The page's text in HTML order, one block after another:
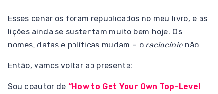
Esses cenários foram republicados no meu livro, e as
lições ainda se sustentam muito bem hoje. Os
nomes, datas e políticas mudam – o raciocínionão.
Então, vamos voltar ao presente:
Sou coautor de “How to Get Your Own Top-Level